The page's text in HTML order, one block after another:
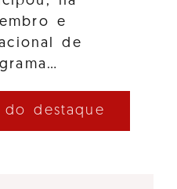
e
de
destaque